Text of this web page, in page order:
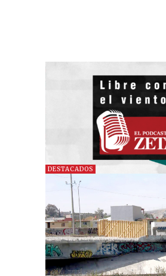
DESTACADOS